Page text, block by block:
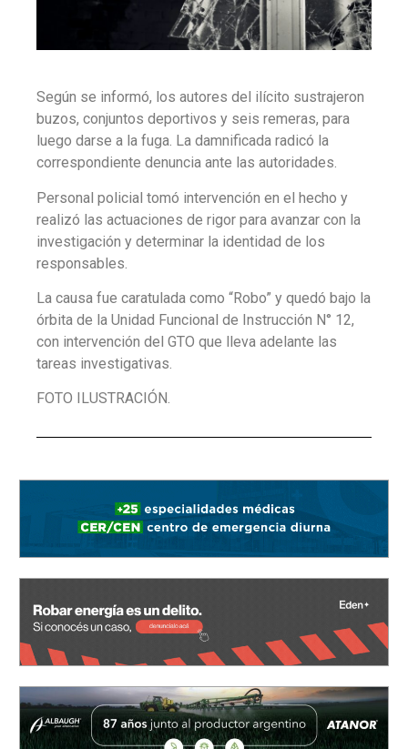
Según se informó, los autores del ilícito sustrajeron
buzos, conjuntos deportivos y seis remeras, para
luego darse a la fuga. La damnificada radicó la
correspondiente denuncia ante las autoridades.
Personal policial tomó intervención en el hecho y
realizó las actuaciones de rigor para avanzar con la
investigación y determinar la identidad de los
responsables.
La causa fue caratulada como “Robo” y quedó bajo la
órbita de la Unidad Funcional de Instrucción N° 12,
con intervención del GTO que lleva adelante las
tareas investigativas.
FOTO ILUSTRACIÓN.